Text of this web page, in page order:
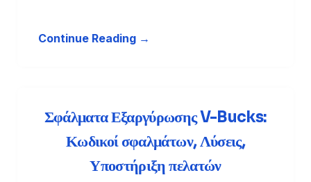
Continue Reading →
Σφάλματα Εξαργύρωσης V-Bucks:
Κωδικοί σφαλμάτων, Λύσεις,
Υποστήριξη πελατών